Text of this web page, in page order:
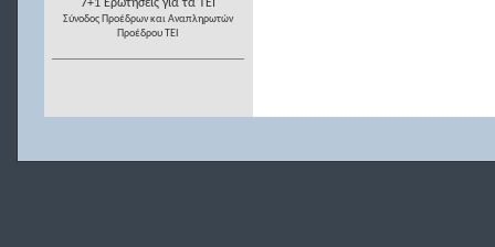
7+1 Ερωτήσεις για τα ΤΕΙ
Σύνοδος Προέδρων και Αναπληρωτών
Προέδρου ΤΕΙ